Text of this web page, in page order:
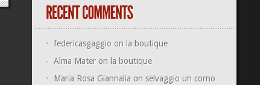
federicasgaggioon la boutique
Alma Materon la boutique
Maria Rosa Giannalia on selvaggio un corno